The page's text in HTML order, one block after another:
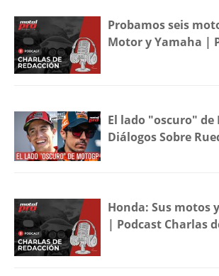
Probamos seis
Motor y Yamaha |
El lado "oscuro" de
Diálogos Sobre
Honda: Sus motos
| Podcast Charlas